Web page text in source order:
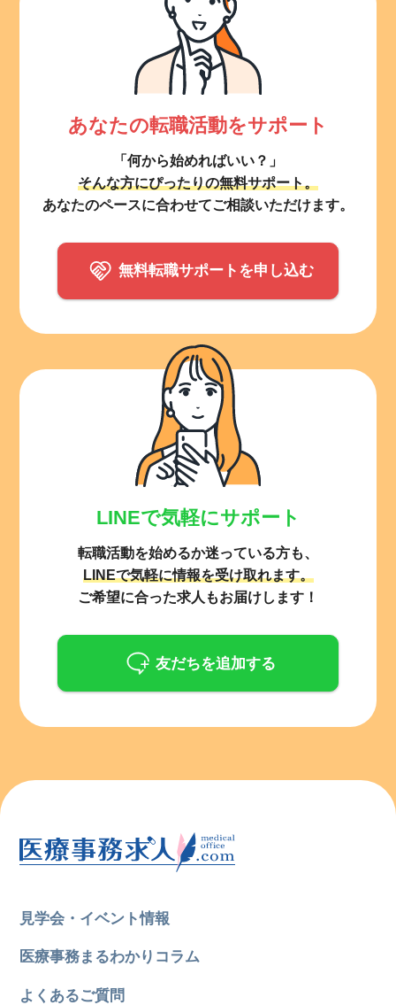
あなたの転職活動をサポート
「何から始めればいい？」
そんな方にぴったりの無料サポート。
あなたのペースに合わせてご相談いただけます。
無料転職サポートを申し込む
LINEで気軽にサポート
転職活動を始めるか迷っている方も、
LINEで気軽に情報を受け取れます。
ご希望に合った求人もお届けします！
友だちを追加する
見学会・イベント情報
医療事務まるわかりコラム
よくあるご質問